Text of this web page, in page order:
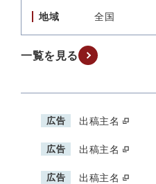
地域 全国
一覧を見る
広告 出稿主名
広告 出稿主名
広告 出稿主名